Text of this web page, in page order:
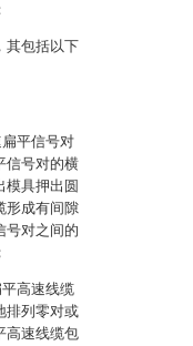
其包括以下
平信号对
信号对的横
模具押出圆
形成有间隙
号对之间的
高速线缆
排列零对或
高速线缆包